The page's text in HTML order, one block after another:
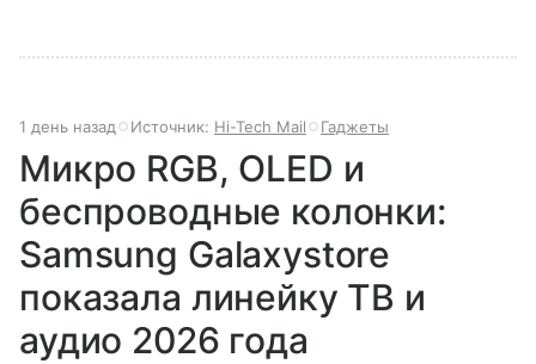
1 день назад Источник: Hi-Tech Mail Гаджеты
Микро RGB, OLED и
беспроводные колонки:
Samsung Galaxystore
показала линейку ТВ и
аудио 2026 года